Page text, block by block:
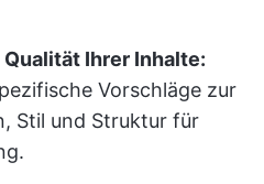
Ihrer Inhalte:
Vorschläge zur
Stil und Struktur für